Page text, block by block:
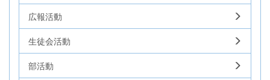
広報活動
生徒会活動
部活動